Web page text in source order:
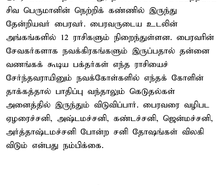
சிவ பெருமானின் நெற்றிக் கண்ணில் இருந்து
தேன்றியவர் பைரவர். பைரவருடைய உடலின்
அங்கங்களில் 12 ராசிகளும் நிறைந்துள்ளன. பைரவரின்
சேவகர்களாக நவக்கிரகங்களும் இருப்பதால் தன்னை
வணங்கக் கூடிய பக்தர்கள் எந்த ராசியைச்
சேர்ந்தவராயினும் நவக்கோள்களில் எந்தக் கோளின்
தாக்கத்தால் பாதிப்பு வந்தாலும் கெடுதல்கள்
அனைத்தில் இருந்தும் விடுவிப்பார். பைரவரை வழிபட
ஏழரைச்சனி, அஷ்டமச்சனி, கண்டச்சனி, ஜென்மச்சனி,
அர்த்தாஷ்டமச்சனி போன்ற சனி தோஷங்கள் விலகி
விடும் என்பது நம்பிக்கை.